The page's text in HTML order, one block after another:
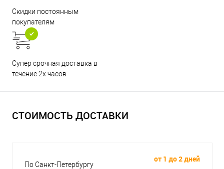
Скидки постоянным
покупателям
Супер срочная доставка в
течение 2х часов
СТОИМОСТЬ ДОСТАВКИ
По Санкт-Петербургу
от 1 до 2 дней